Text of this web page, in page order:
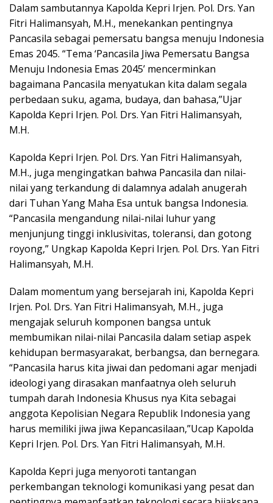
Dalam sambutannya Kapolda Kepri Irjen. Pol. Drs. Yan
Fitri Halimansyah, M.H., menekankan pentingnya
Pancasila sebagai pemersatu bangsa menuju Indonesia
Emas 2045. “Tema ‘Pancasila Jiwa Pemersatu Bangsa
Menuju Indonesia Emas 2045’ mencerminkan
bagaimana Pancasila menyatukan kita dalam segala
perbedaan suku, agama, budaya, dan bahasa,”Ujar
Kapolda Kepri Irjen. Pol. Drs. Yan Fitri Halimansyah,
M.H.
Kapolda Kepri Irjen. Pol. Drs. Yan Fitri Halimansyah,
M.H., juga mengingatkan bahwa Pancasila dan nilai-
nilai yang terkandung di dalamnya adalah anugerah
dari Tuhan Yang Maha Esa untuk bangsa Indonesia.
“Pancasila mengandung nilai-nilai luhur yang
menjunjung tinggi inklusivitas, toleransi, dan gotong
royong,” Ungkap Kapolda Kepri Irjen. Pol. Drs. Yan Fitri
Halimansyah, M.H.
Dalam momentum yang bersejarah ini, Kapolda Kepri
Irjen. Pol. Drs. Yan Fitri Halimansyah, M.H., juga
mengajak seluruh komponen bangsa untuk
membumikan nilai-nilai Pancasila dalam setiap aspek
kehidupan bermasyarakat, berbangsa, dan bernegara.
“Pancasila harus kita jiwai dan pedomani agar menjadi
ideologi yang dirasakan manfaatnya oleh seluruh
tumpah darah Indonesia Khusus nya Kita sebagai
anggota Kepolisian Negara Republik Indonesia yang
harus memiliki jiwa jiwa Kepancasilaan,”Ucap Kapolda
Kepri Irjen. Pol. Drs. Yan Fitri Halimansyah, M.H.
Kapolda Kepri juga menyoroti tantangan
perkembangan teknologi komunikasi yang pesat dan